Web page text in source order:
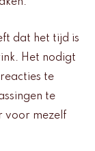
dat het tijd is
Het nodigt
te
te
voor mezelf